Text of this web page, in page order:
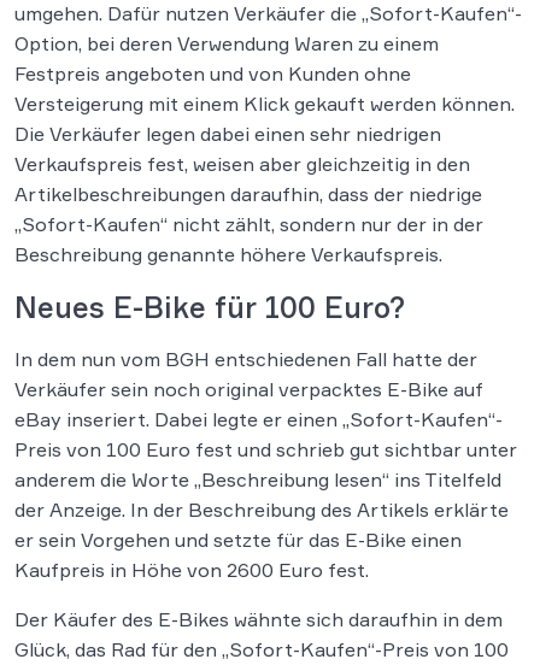
umgehen. Dafür nutzen Verkäufer die „Sofort-Kaufen“-
Option, bei deren Verwendung Waren zu einem
Festpreis angeboten und von Kunden ohne
Versteigerung mit einem Klick gekauft werden können.
Die Verkäufer legen dabei einen sehr niedrigen
Verkaufspreis fest, weisen aber gleichzeitig in den
Artikelbeschreibungen daraufhin, dass der niedrige
„Sofort-Kaufen“ nicht zählt, sondern nur der in der
Beschreibung genannte höhere Verkaufspreis.
Neues E-Bike für 100 Euro?
In dem nun vom BGH entschiedenen Fall hatte der
Verkäufer sein noch original verpacktes E-Bike auf
eBay inseriert. Dabei legte er einen „Sofort-Kaufen“-
Preis von 100 Euro fest und schrieb gut sichtbar unter
anderem die Worte „Beschreibung lesen“ ins Titelfeld
der Anzeige. In der Beschreibung des Artikels erklärte
er sein Vorgehen und setzte für das E-Bike einen
Kaufpreis in Höhe von 2600 Euro fest.
Der Käufer des E-Bikes wähnte sich daraufhin in dem
Glück, das Rad für den „Sofort-Kaufen“-Preis von 100